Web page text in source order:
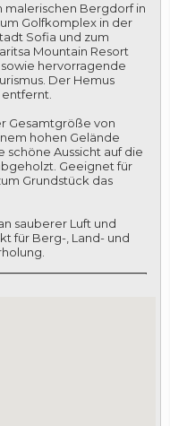
malerischen Bergdorf in
Golfkomplex in der
Sofia und zum
Mountain Resort
hervorragende
Der Hemus
Gesamtgröße von
hohen Gelände
Aussicht auf die
Geeignet für
Grundstück das
sauberer Luft und
für Berg-, Land- und